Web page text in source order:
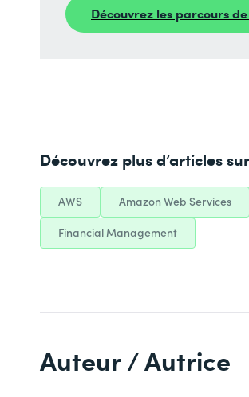
Découvrez les parcours
Découvrez plus d’articles
AWS Amazon Web Services
Financial Management
Auteur / Autrice